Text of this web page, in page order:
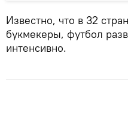
Известно, что в 32
букмекеры, футбол
интенсивно.